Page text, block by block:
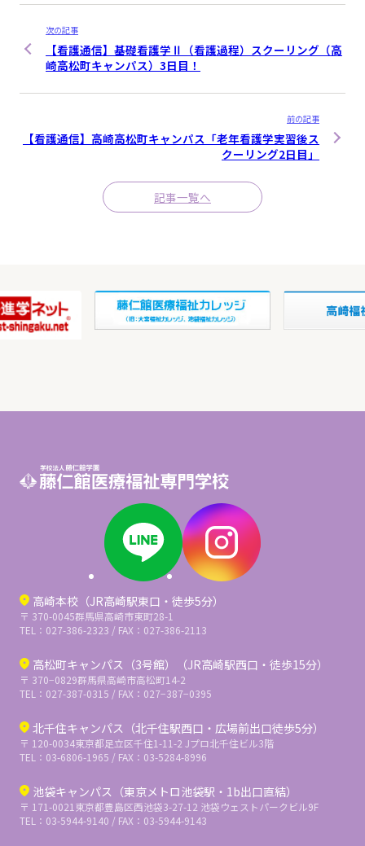
次の記事
【看護通信】基礎看護学Ⅱ（看護過程）スクーリング（高
崎高松町キャンパス）3日目！
前の記事
【看護通信】高崎高松町キャンパス「老年看護学実習後ス
クーリング2日目」
記事一覧へ
高崎本校（JR高崎駅東口・徒歩5分）
〒 370-0045群馬県高崎市東町28-1
TEL：027-386-2323 / FAX：027-386-2113
高松町キャンパス（3号館）（JR高崎駅西口・徒歩15分）
〒 370−0829群馬県高崎市高松町14-2
TEL：027-387-0315 / FAX：027−387−0395
北千住キャンパス（北千住駅西口・広場前出口徒歩5分）
〒 120-0034東京都足立区千住1-11-2 Jプロ北千住ビル3階
TEL：03-6806-1965 / FAX：03-5284-8996
池袋キャンパス（東京メトロ池袋駅・1b出口直結）
〒 171-0021 東京都豊島区西池袋3-27-12 池袋ウェストパークビル9F
TEL：03-5944-9140 / FAX：03-5944-9143